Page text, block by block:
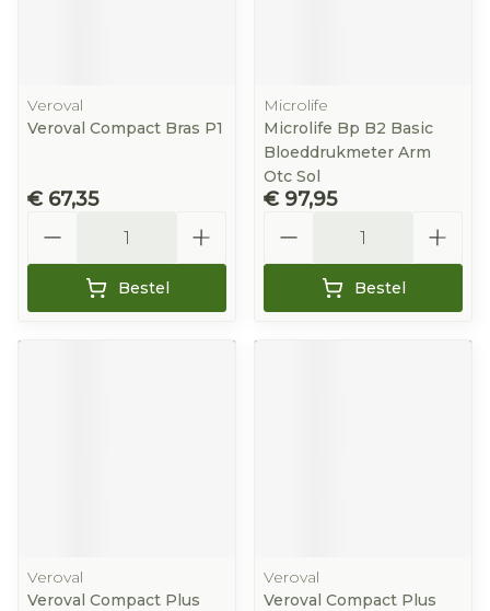
Veroval
Veroval Compact Bras P1
€ 67,35
Bestel
Microlife
Microlife Bp B2 Basic
Bloeddrukmeter Arm
Otc Sol
€ 97,95
Bestel
Veroval
Veroval Compact Plus
Veroval
Veroval Compact Plus